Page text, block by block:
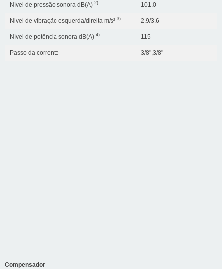
Nível de pressão sonora dB(A) 2) 101.0
Nivel de vibração esquerda/direita m/s² 3) 2.9/3.6
Nível de potência sonora dB(A) 4) 115
Passo da corrente 3/8",3/8"
Compensador